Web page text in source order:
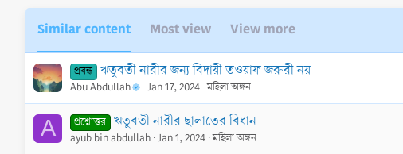
Similar content Most view View more
প্রবন্ধ ঋতুবতী নারীর জন্য বিদায়ী তওয়াফ জরুরী নয়
Abu Abdullah Jan 17, 2024 মহিলা অঙ্গন
A প্রশ্নোত্তর ঋতুবতী নারীর ছালাতের বিধান
ayub bin abdullah Jan 1, 2024 মহিলা অঙ্গন